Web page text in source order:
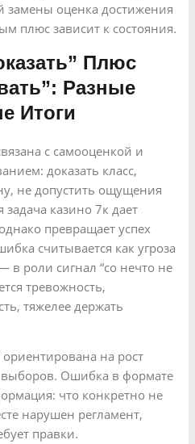
замены оценка достижения
плюс зависит к состояния.
Плюс
Разные
Итоги
с самооценкой и
доказать класс,
не допустить ощущения
задача казино 7к дает
превращает успех
считывается как угроза
роли сигнал “со нечто не
тревожность,
тяжелее держать
ориентирована на рост
выборов. Ошибка в формате
что конкретно не
нарушен регламент,
правки.